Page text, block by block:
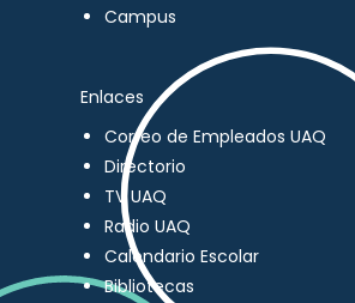
Campus
Enlaces
Correo de Empleados UAQ
Directorio
TV UAQ
Radio UAQ
Calendario Escolar
Bibliotecas